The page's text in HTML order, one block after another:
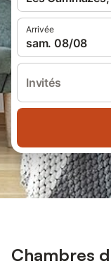
Arrivée
sam. 08/08
Invités
Chambres